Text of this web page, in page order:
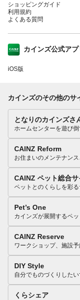
ショッピングガイド
利用規約
よくある質問
カインズ公式アプ
iOS版
カインズのその他のサ
となりのカインズさ
ホームセンターを遊び
CAINZ Reform
お住まいのメンテナン
CAINZ ペット総合サ
ペットとのくらしを彩
Pet’s One
カインズが展開するペ
CAINZ Reserve
ワークショップ、施設
DIY Style
自分でものづくりした
くらシェア